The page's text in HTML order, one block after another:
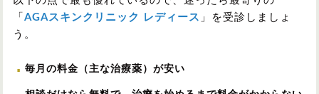
「 AGAスキンクリニック レディース 」を受診しましょ
う。
毎月の料金（主な治療薬）が安い